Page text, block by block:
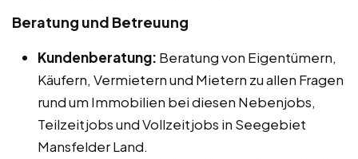
Beratung und Betreuung
Kundenberatung: Beratung von Eigentümern,
Käufern, Vermietern und Mietern zu allen Fragen
rund um Immobilien bei diesen Nebenjobs,
Teilzeitjobs und Vollzeitjobs in Seegebiet
Mansfelder Land.